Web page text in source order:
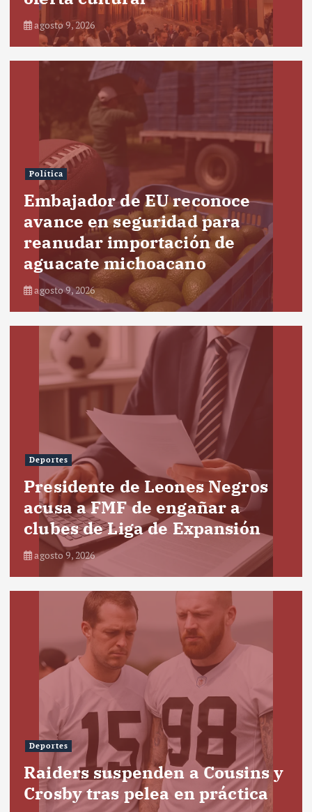
agosto 9, 2026
Política
Embajador de EU reconoce
avance en seguridad para
reanudar importación de
aguacate michoacano
agosto 9, 2026
Deportes
Presidente de Leones Negros
acusa a FMF de engañar a
clubes de Liga de Expansión
agosto 9, 2026
Deportes
Raiders suspenden a Cousins y
Crosby tras pelea en práctica